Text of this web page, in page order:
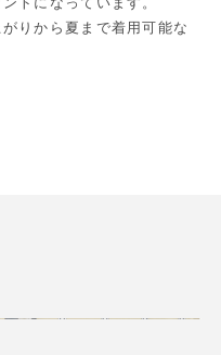
りから夏まで着用可能な